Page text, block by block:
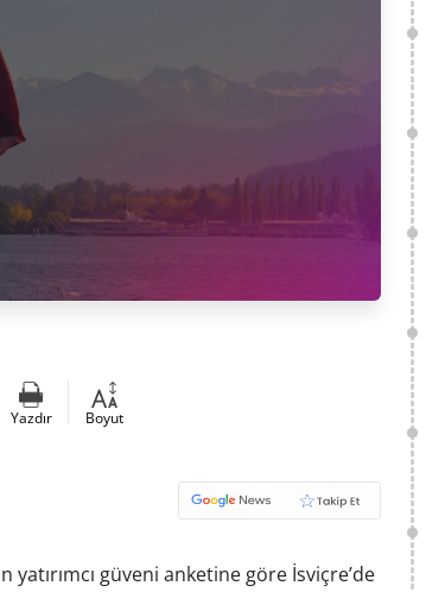
Yazdır Boyut
yatırımcı güveni anketine göre İsviçre’de